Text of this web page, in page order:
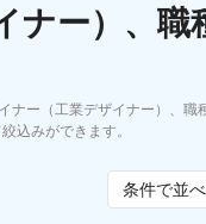
ナー）、職
ー（工業デザイナー）、
込みができます。
条件で並